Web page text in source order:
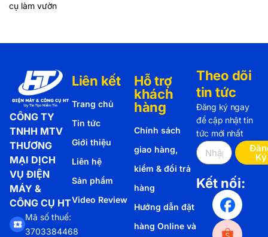
cụ làm vườn
CÔNG TY
TNHH MTV
THƯƠNG
MẠI DỊCH
VỤ ĐIỆN
MÁY &
CÔNG CỤ HT
Mã số thuế:
3703384468
Liên kết
Trang chủ
Tin tức
Giới thiệu
Liên hệ
Sản phẩm
Video Review
Hỗ trợ
khách
hàng
Chính sách
giao hàng,
kiểm & đổi trả
hàng
Hướng dẫn đặt
hàng Online và
Theo dõi
tin tức
Đăng ký ngay
để cập nhật tin
tức mới nhất
Ký
Kết nối: